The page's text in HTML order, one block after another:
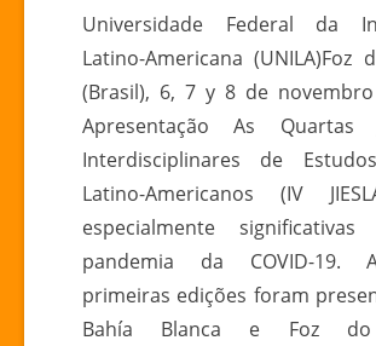
DE
ESTUDOS
SOCIAIS
LATINO-
Universidade Federal da
Latino-Americana (UNILA)Foz
(Brasil), 6, 7 y 8 de
Apresentação As Quartas
Interdisciplinares de
Latino-Americanos (IV
especialmente
pandemia da COVID-19.
primeiras edições foram
Bahía Blanca e Foz do